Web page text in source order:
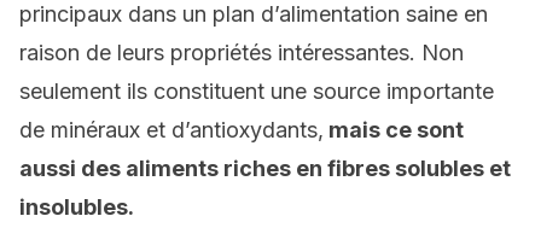
principaux dans un plan d’alimentation saine en
raison de leurs propriétés intéressantes. Non
seulement ils constituent une source importante
de minéraux et d’antioxydants, mais ce sont
aussi des aliments riches en fibres solubles et
insolubles.